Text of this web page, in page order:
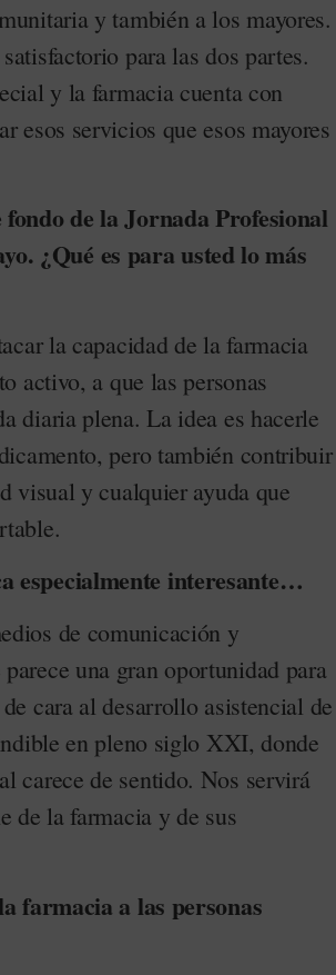
y también a los mayores.
para las dos partes.
y la farmacia cuenta con
esos servicios que esos mayores
fondo de la Jornada Profesional
¿Qué es para usted lo más
la capacidad de la farmacia
activo, a que las personas
diaria plena. La idea es hacerle
pero también contribuir
visual y cualquier ayuda que
especialmente interesante…
de comunicación y
una gran oportunidad para
cara al desarrollo asistencial de
en pleno siglo XXI, donde
carece de sentido. Nos servirá
de la farmacia y de sus
farmacia a las personas